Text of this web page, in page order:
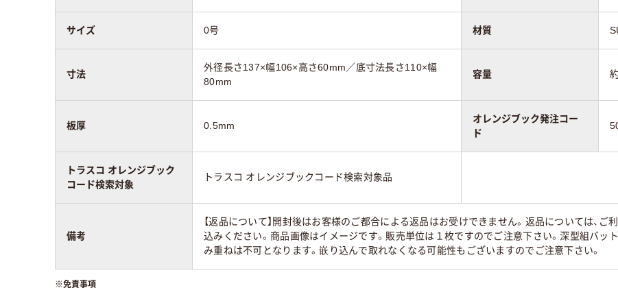
サイズ 0号 材質
寸法
外径長さ137×幅106×高さ60mm／底寸法長さ110×幅
80mm
容量
板厚 0.5mm
オレンジブック発注コー
ド
トラスコ オレンジブック
コード検索対象
トラスコ オレンジブックコード検索対象品
備考
【返品について】開封後はお客様のご都合による返品はお受けできません。返品については、ご
込みください。商品画像はイメージです。販売単位は１枚ですのでご注意下さい。深型組バッ
み重ねは不可となります。嵌り込んで取れなくなる可能性もございますのでご注意下さい。
※免責事項